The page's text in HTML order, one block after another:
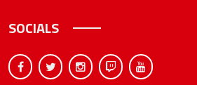
SOCIALS